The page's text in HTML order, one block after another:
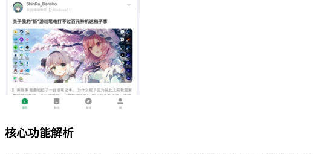
核心功能解析